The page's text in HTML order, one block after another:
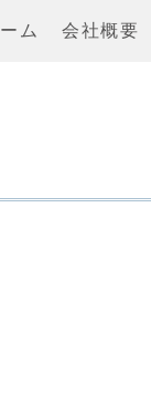
ム 会社概要